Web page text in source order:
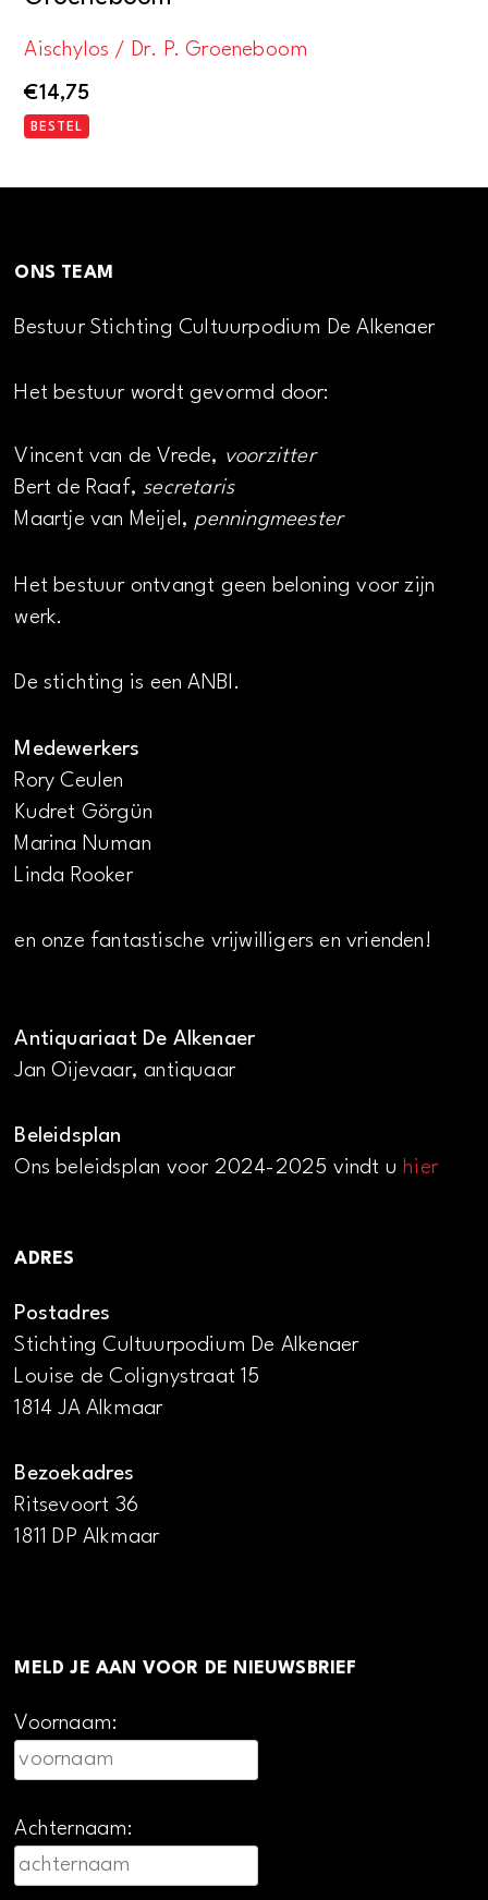
Aischylos / Dr. P. Groeneboom
€14,75
BESTEL
ONS TEAM
Bestuur Stichting Cultuurpodium De Alkenaer
Het bestuur wordt gevormd door:
Vincent van de Vrede, voorzitter
Bert de Raaf, secretaris
Maartje van Meijel, penningmeester
Het bestuur ontvangt geen beloning voor zijn
werk.
De stichting is een ANBI.
Medewerkers
Rory Ceulen
Kudret Görgün
Marina Numan
Linda Rooker
en onze fantastische vrijwilligers en vrienden!
Antiquariaat De Alkenaer
Jan Oijevaar, antiquaar
Beleidsplan
Ons beleidsplan voor 2024-2025 vindt uhier
ADRES
Postadres
Stichting Cultuurpodium De Alkenaer
Louise de Colignystraat 15
1814 JA Alkmaar
Bezoekadres
Ritsevoort 36
1811 DP Alkmaar
MELD JE AAN VOOR DE NIEUWSBRIEF
Voornaam:
Achternaam: